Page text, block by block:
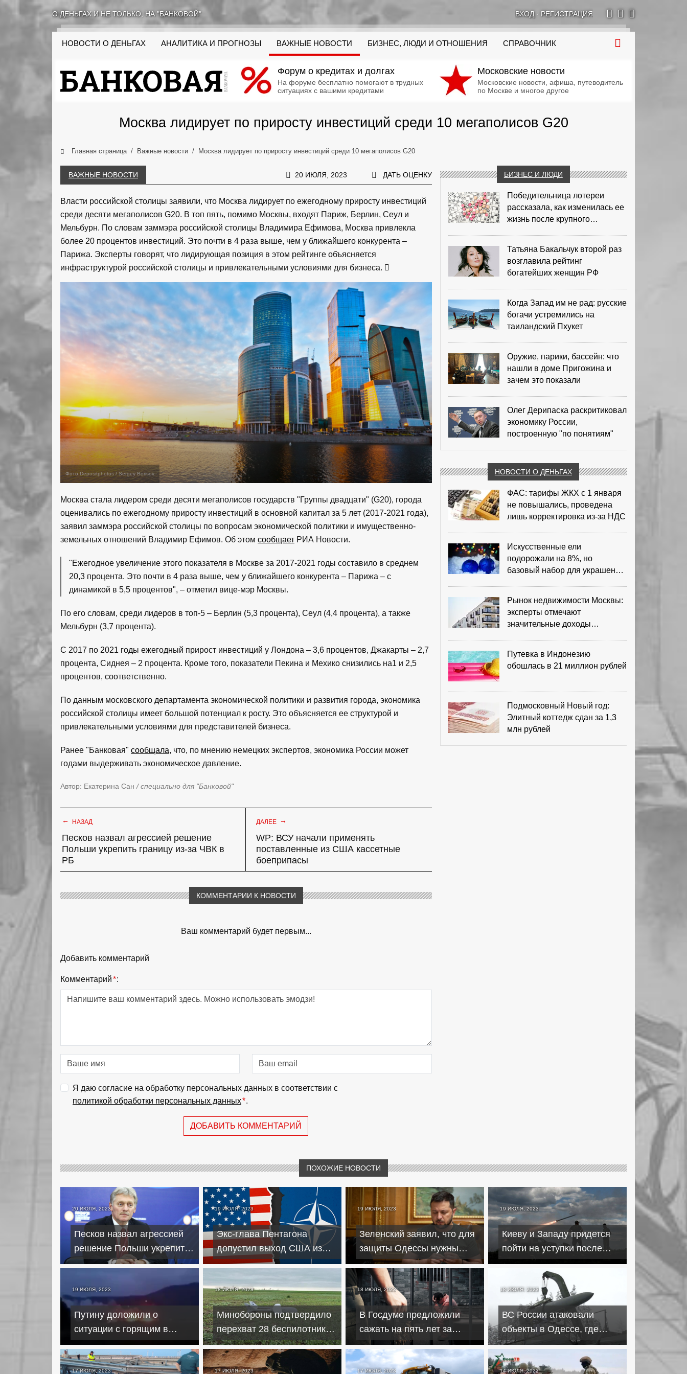
О ДЕНЬГАХ И НЕ ТОЛЬКО, НА "БАНКОВОЙ" ВХОД· РЕГИСТРАЦИЯ
НОВОСТИ О ДЕНЬГАХ АНАЛИТИКА И ПРОГНОЗЫ ВАЖНЫЕ НОВОСТИ БИЗНЕС, ЛЮДИ И ОТНОШЕНИЯ СПРАВОЧНИК
Форум о кредитах и долгах
На форуме бесплатно помогают в трудных
ситуациях с вашими кредитами
Московские новости
Московские новости, афиша, путеводитель
по Москве и многое другое
Москва лидирует по приросту инвестиций среди 10 мегаполисов G20
Главная страница Важные новости Москва лидирует по приросту инвестиций среди 10 мегаполисов G20
ВАЖНЫЕ НОВОСТИ 20 ИЮЛЯ, 2023 ДАТЬ ОЦЕНКУ
Власти российской столицы заявили, что Москва лидирует по ежегодному приросту инвестиций
среди десяти мегаполисов G20. В топ пять, помимо Москвы, входят Париж, Берлин, Сеул и
Мельбурн. По словам заммэра российской столицы Владимира Ефимова, Москва привлекла
более 20 процентов инвестиций. Это почти в 4 раза выше, чем у ближайшего конкурента –
Парижа. Эксперты говорят, что лидирующая позиция в этом рейтинге объясняется
инфраструктурой российской столицы и привлекательными условиями для бизнеса.
Фото Depositphotos / Sergey Borisov
Москва стала лидером среди десяти мегаполисов государств "Группы двадцати" (G20), города
оценивались по ежегодному приросту инвестиций в основной капитал за 5 лет (2017-2021 года),
заявил заммэра российской столицы по вопросам экономической политики и имущественно-
земельных отношений Владимир Ефимов. Об этом сообщает РИА Новости.
"Ежегодное увеличение этого показателя в Москве за 2017-2021 годы составило в среднем
20,3 процента. Это почти в 4 раза выше, чем у ближайшего конкурента – Парижа – с
динамикой в 5,5 процентов", – отметил вице-мэр Москвы.
По его словам, среди лидеров в топ-5 – Берлин (5,3 процента), Сеул (4,4 процента), а также
Мельбурн (3,7 процента).
С 2017 по 2021 годы ежегодный прирост инвестиций у Лондона – 3,6 процентов, Джакарты – 2,7
процента, Сиднея – 2 процента. Кроме того, показатели Пекина и Мехико снизились на1 и 2,5
процентов, соответственно.
По данным московского департамента экономической политики и развития города, экономика
российской столицы имеет большой потенциал к росту. Это объясняется ее структурой и
привлекательными условиями для представителей бизнеса.
Ранее "Банковая" сообщала, что, по мнению немецких экспертов, экономика России может
годами выдерживать экономическое давление.
Автор: Екатерина Сан/ специально для "Банковой"
← НАЗАД
Песков назвал агрессией решение
Польши укрепить границу из-за ЧВК в
РБ
ДАЛЕЕ →
WP: ВСУ начали применять
поставленные из США кассетные
боеприпасы
КОММЕНТАРИИ К НОВОСТИ
Ваш комментарий будет первым...
Добавить комментарий
Комментарий*:
Я даю согласие на обработку персональных данных в соответствии с
политикой обработки персональных данных*.
ДОБАВИТЬ КОММЕНТАРИЙ
БИЗНЕС И ЛЮДИ
Победительница лотереи
рассказала, как изменилась ее
жизнь после крупного
Татьяна Бакальчук второй раз
возглавила рейтинг
богатейших женщин РФ
Когда Запад им не рад: русские
богачи устремились на
таиландский Пхукет
Оружие, парики, бассейн: что
нашли в доме Пригожина и
зачем это показали
Олег Дерипаска раскритиковал
экономику России,
построенную "по понятиям"
НОВОСТИ О ДЕНЬГАХ
ФАС: тарифы ЖКХ с 1 января
не повышались, проведена
лишь корректировка из‑за НДС
Искусственные ели
подорожали на 8%, но
базовый набор для украшения
Рынок недвижимости Москвы:
эксперты отмечают
значительные доходы
Путевка в Индонезию
обошлась в 21 миллион рублей
Подмосковный Новый год:
Элитный коттедж сдан за 1,3
млн рублей
ПОХОЖИЕ НОВОСТИ
20 ИЮЛЯ, 2023
Песков назвал агрессией
решение Польши укрепить
границу из-за ЧВК в РБ
19 ИЮЛЯ, 2023
Экс-глава Пентагона
допустил выход США из
НАТО в случае победы
19 ИЮЛЯ, 2023
Зеленский заявил, что для
защиты Одессы нужны
дополнительные системы
ПВО
19 ИЮЛЯ, 2023
Киеву и Западу придется
пойти на уступки после
провала контрнаступления
19 ИЮЛЯ, 2023
Путину доложили о
ситуации с горящим в
Крыму полигоном – Песков
18 ИЮЛЯ, 2023
Минобороны подтвердило
перехват 28 беспилотников
над Крымом
18 ИЮЛЯ, 2023
В Госдуме предложили
сажать на пять лет за
оправдание экстремизма
18 ИЮЛЯ, 2023
ВС России атаковали
объекты в Одессе, где
готовились теракты против
РФ
17 ИЮЛЯ, 2023 17 ИЮЛЯ, 2023 17 ИЮЛЯ, 2023 14 ИЮЛЯ, 2023